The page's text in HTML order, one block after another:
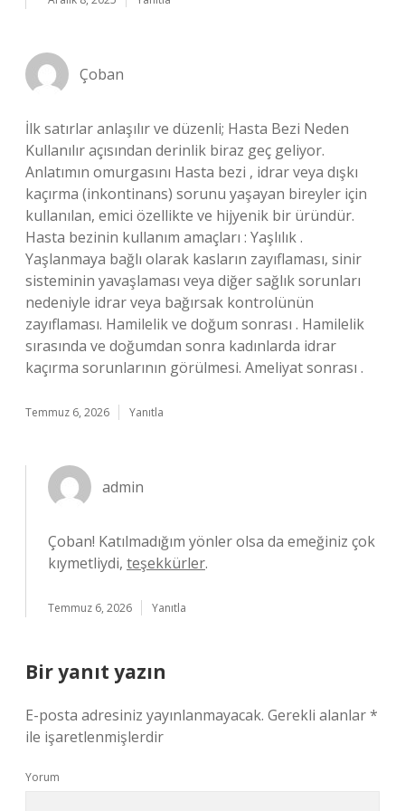
Çoban
İlk satırlar anlaşılır ve düzenli; Hasta Bezi Neden
Kullanılır açısından derinlik biraz geç geliyor.
Anlatımın omurgasını Hasta bezi , idrar veya dışkı
kaçırma (inkontinans) sorunu yaşayan bireyler için
kullanılan, emici özellikte ve hijyenik bir üründür.
Hasta bezinin kullanım amaçları : Yaşlılık .
Yaşlanmaya bağlı olarak kasların zayıflaması, sinir
sisteminin yavaşlaması veya diğer sağlık sorunları
nedeniyle idrar veya bağırsak kontrolünün
zayıflaması. Hamilelik ve doğum sonrası . Hamilelik
sırasında ve doğumdan sonra kadınlarda idrar
kaçırma sorunlarının görülmesi. Ameliyat sonrası .
Temmuz 6, 2026 Yanıtla
admin
Çoban! Katılmadığım yönler olsa da emeğiniz çok
kıymetliydi, teşekkürler.
Temmuz 6, 2026 Yanıtla
Bir yanıt yazın
E-posta adresiniz yayınlanmayacak. Gerekli alanlar*
ile işaretlenmişlerdir
Yorum